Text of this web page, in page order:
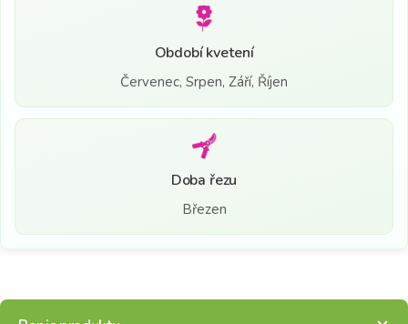
Období kvetení
Červenec, Srpen, Září, Říjen
Doba řezu
Březen